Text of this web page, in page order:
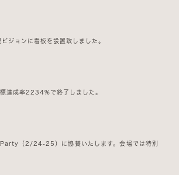
ビジョンに看板を設置致しました。
達成率2234%で終了しました。
（2/24-25）に協賛いたします。会場では特別